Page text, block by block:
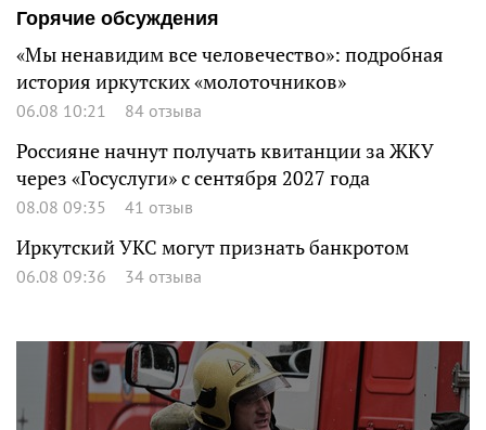
Горячие обсуждения
«Мы ненавидим все человечество»: подробная
история иркутских «молоточников»
06.08 10:21 84 отзыва
Россияне начнут получать квитанции за ЖКУ
через «Госуслуги» с сентября 2027 года
08.08 09:35 41 отзыв
Иркутский УКС могут признать банкротом
06.08 09:36 34 отзыва